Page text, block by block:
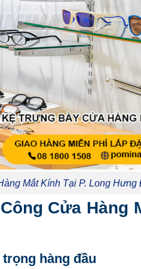
Mắt Kính Tại P. Long Hưng
Cửa Hàng
hàng đầu